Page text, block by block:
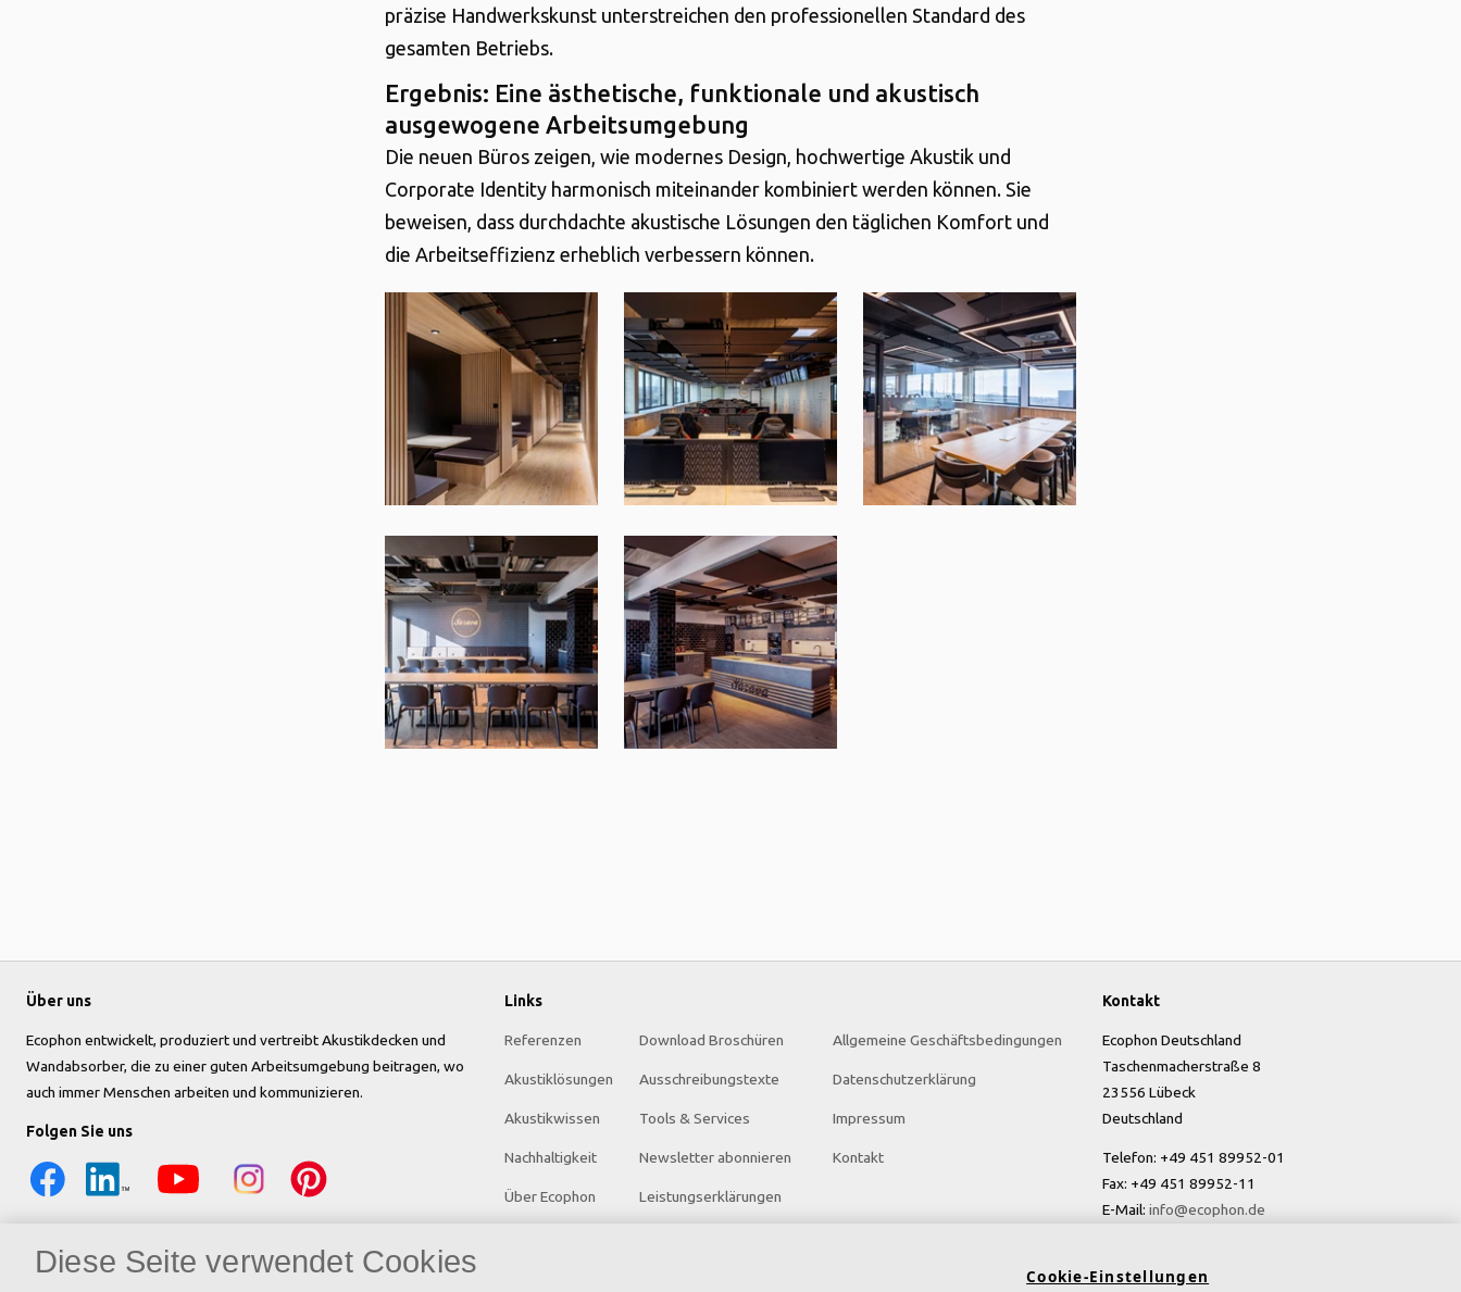
präzise Handwerkskunst unterstreichen den professionellen Standard des
gesamten Betriebs.
Ergebnis: Eine ästhetische, funktionale und akustisch
ausgewogene Arbeitsumgebung
Die neuen Büros zeigen, wie modernes Design, hochwertige Akustik und
Corporate Identity harmonisch miteinander kombiniert werden können. Sie
beweisen, dass durchdachte akustische Lösungen den täglichen Komfort und
die Arbeitseffizienz erheblich verbessern können.
Über uns
Ecophon entwickelt, produziert und vertreibt Akustikdecken und
Wandabsorber, die zu einer guten Arbeitsumgebung beitragen, wo
auch immer Menschen arbeiten und kommunizieren.
Folgen Sie uns
Links
Referenzen
Akustiklösungen
Akustikwissen
Nachhaltigkeit
Über Ecophon
Download Broschüren
Ausschreibungstexte
Tools & Services
Newsletter abonnieren
Leistungserklärungen
Allgemeine Geschäftsbedingungen
Datenschutzerklärung
Impressum
Kontakt
Kontakt
Ecophon Deutschland
Taschenmacherstraße 8
23556 Lübeck
Deutschland
Telefon: +49 451 89952-01
Fax: +49 451 89952-11
E-Mail: info@ecophon.de
Diese Seite verwendet Cookies Cookie-Einstellungen